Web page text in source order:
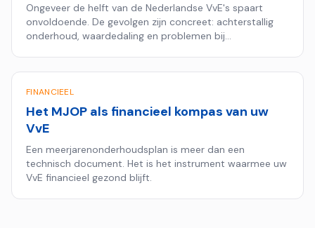
Ongeveer de helft van de Nederlandse VvE's spaart
onvoldoende. De gevolgen zijn concreet: achterstallig
onderhoud, waardedaling en problemen bij
FINANCIEEL
Het MJOP als financieel kompas van uw
VvE
Een meerjarenonderhoudsplan is meer dan een
technisch document. Het is het instrument waarmee uw
VvE financieel gezond blijft.